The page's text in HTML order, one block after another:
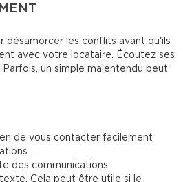
les conflits avant qu'ils
avec votre locataire. Écoutez ses
un simple malentendu peut
de vous contacter facilement
des communications
Cela peut être utile si le